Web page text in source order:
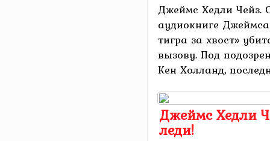
Джеймс Хедли Чейз.
аудиокниге
тигра за хвост»
вызову. Под
Кен Холланд,
Джеймс Хедли
леди!